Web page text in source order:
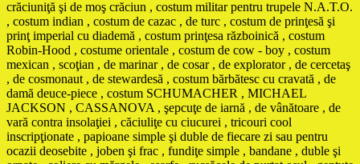
crăciuniţă şi de moş crăciun , costum militar pentru trupele N.A.T.O.
, costum indian , costum de cazac , de turc , costum de prinţesă şi
prinţ imperial cu diademă , costum prinţesa războinică , costum
Robin-Hood , costume orientale , costum de cow - boy , costum
mexican , scoţian , de marinar , de cosar , de explorator , de cercetaş
, de cosmonaut , de stewardesă , costum bărbătesc cu cravată , de
damă deuce-piece , costum SCHUMACHER , MICHAEL
JACKSON , CASSANOVA , şepcuţe de iarnă , de vânătoare , de
vară contra insolaţiei , căciuliţe cu ciucurei , tricouri cool
inscripţionate , papioane simple şi duble de fiecare zi sau pentru
ocazii deosebite , joben şi frac , fundiţe simple , bandane , duble şi